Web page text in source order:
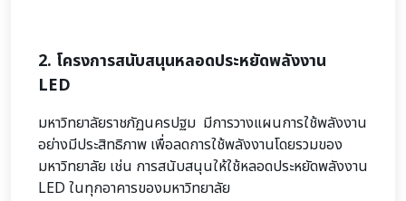
2. โครงการสนับสนุนหลอดประหยัดพลังงาน
LED
มหาวิทยาลัยราชภัฏนครปฐม มีการวางแผนการใช้พลังงาน
อย่างมีประสิทธิภาพ เพื่อลดการใช้พลังงานโดยรวมของ
มหาวิทยาลัย เช่น การสนับสนุนให้ใช้หลอดประหยัดพลังงาน
LED ในทุกอาคารของมหาวิทยาลัย